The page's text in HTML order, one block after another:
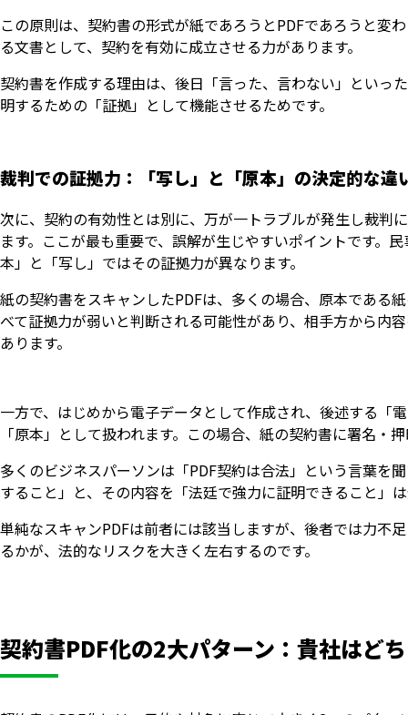
この原則は、契約書の形式が紙であろうとPDFであろうと変
る文書として、契約を有効に成立させる力があります。
契約書を作成する理由は、後日「言った、言わない」といっ
明するための「証拠」として機能させるためです。
裁判での証拠力：「写し」と「原本」の決定的な違
次に、契約の有効性とは別に、万が一トラブルが発生し裁判
ます。ここが最も重要で、誤解が生じやすいポイントです。
本」と「写し」ではその証拠力が異なります。
紙の契約書をスキャンしたPDFは、多くの場合、原本である
べて証拠力が弱いと判断される可能性があり、相手方から内
あります。
一方で、はじめから電子データとして作成され、後述する「
「原本」として扱われます。この場合、紙の契約書に署名
多くのビジネスパーソンは「PDF契約は合法」という言葉を
すること」と、その内容を「法廷で強力に証明できること」
単純なスキャンPDFは前者には該当しますが、後者では力不
るかが、法的なリスクを大きく左右するのです。
契約書PDF化の2大パターン：貴社はど